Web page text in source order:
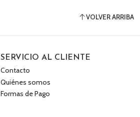
VOLVER ARRIBA
SERVICIO AL CLIENTE
Contacto
Quiénes somos
Formas de Pago